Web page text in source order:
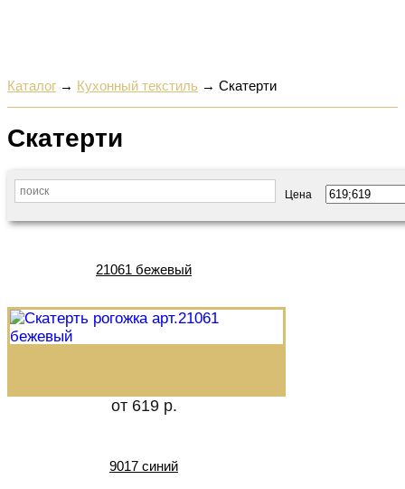
Каталог → Кухонный текстиль → Скатерти
Скатерти
Цена
21061 бежевый
от 619 р.
9017 синий